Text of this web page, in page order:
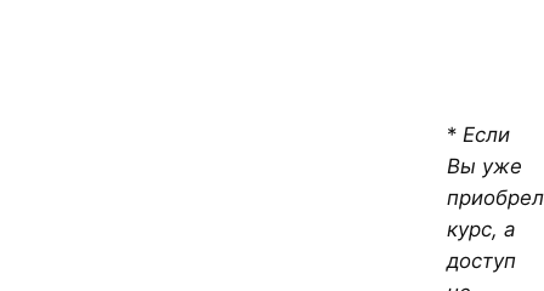
* Если
Вы уже
курс, а
доступ